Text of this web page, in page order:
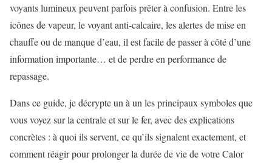
voyants lumineux peuvent parfois prêter à confusion. Entre les
icônes de vapeur, le voyant anti-calcaire, les alertes de mise en
chauffe ou de manque d’eau, il est facile de passer à côté d’une
information importante… et de perdre en performance de
repassage.
Dans ce guide, je décrypte un à un les principaux symboles que
vous voyez sur la centrale et sur le fer, avec des explications
concrètes : à quoi ils servent, ce qu’ils signalent exactement, et
comment réagir pour prolonger la durée de vie de votre Calor